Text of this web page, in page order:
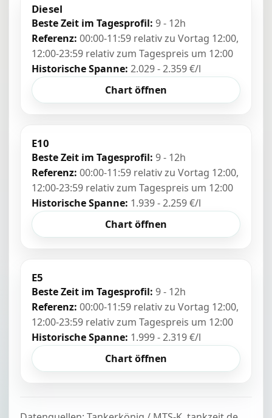
Diesel
Beste Zeit im Tagesprofil: 9 - 12h
Referenz: 00:00-11:59 relativ zu Vortag 12:00,
12:00-23:59 relativ zum Tagespreis um 12:00
Historische Spanne: 2.029 - 2.359 €/l
Chart öffnen
E10
Beste Zeit im Tagesprofil: 9 - 12h
Referenz: 00:00-11:59 relativ zu Vortag 12:00,
12:00-23:59 relativ zum Tagespreis um 12:00
Historische Spanne: 1.939 - 2.259 €/l
Chart öffnen
E5
Beste Zeit im Tagesprofil: 9 - 12h
Referenz: 00:00-11:59 relativ zu Vortag 12:00,
12:00-23:59 relativ zum Tagespreis um 12:00
Historische Spanne: 1.999 - 2.319 €/l
Chart öffnen